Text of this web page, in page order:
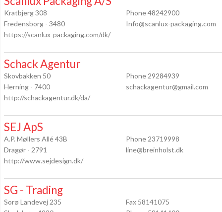
Kratbjerg 308
Fredensborg - 3480
https://scanlux-packaging.com/dk/
Phone 48242900
Info@scanlux-packaging.com
Schack Agentur
Skovbakken 50
Herning - 7400
http://schackagentur.dk/da/
Phone 29284939
schackagentur@gmail.com
SEJ ApS
A.P. Møllers Allé 43B
Dragør - 2791
http://www.sejdesign.dk/
Phone 23719998
line@breinholst.dk
SG - Trading
Sorø Landevej 235
Fax 58141075